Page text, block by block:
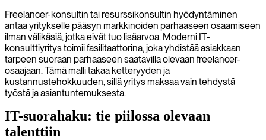
Freelancer-konsultin tai resurssikonsultin hyödyntäminen
antaa yritykselle pääsyn markkinoiden parhaaseen osaamiseen
ilman välikäsiä, jotka eivät tuo lisäarvoa. Moderni IT-
konsulttiyritys toimii fasilitaattorina, joka yhdistää asiakkaan
tarpeen suoraan parhaaseen saatavilla olevaan freelancer-
osaajaan. Tämä malli takaa ketteryyden ja
kustannustehokkuuden, sillä yritys maksaa vain tehdystä
työstä ja asiantuntemuksesta.
IT-suorahaku: tie piilossa olevaan
talenttiin